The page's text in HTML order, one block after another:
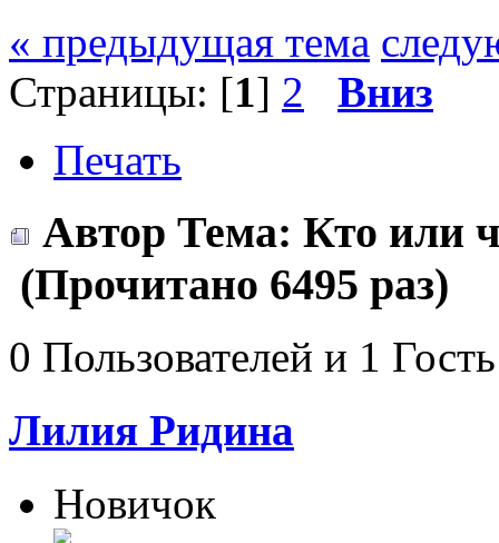
« предыдущая тема
Страницы: [1] 2
Вниз
Печать
Автор Тема: Кто или
(Прочитано 6495 раз)
0 Пользователей и 1
Лилия Ридина
Новичок